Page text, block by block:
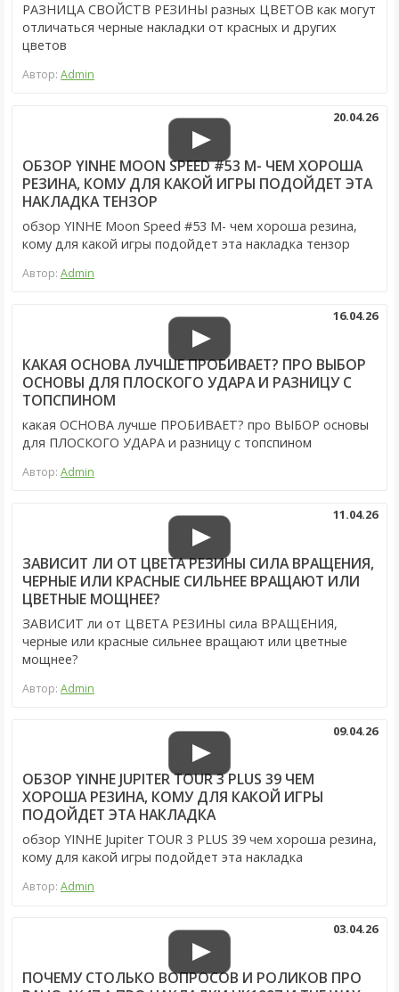
РАЗНИЦА СВОЙСТВ РЕЗИНЫ разных ЦВЕТОВ как могут
отличаться черные накладки от красных и других
цветов
Автор: Admin
ОБЗОР YINHE MOON SPEED #53 M- ЧЕМ ХОРОША
РЕЗИНА, КОМУ ДЛЯ КАКОЙ ИГРЫ ПОДОЙДЕТ ЭТА
НАКЛАДКА ТЕНЗОР
20.04.26
обзор YINHE Moon Speed #53 M- чем хороша резина,
кому для какой игры подойдет эта накладка тензор
Автор: Admin
КАКАЯ ОСНОВА ЛУЧШЕ ПРОБИВАЕТ? ПРО ВЫБОР
ОСНОВЫ ДЛЯ ПЛОСКОГО УДАРА И РАЗНИЦУ С
ТОПСПИНОМ
16.04.26
какая ОСНОВА лучше ПРОБИВАЕТ? про ВЫБОР основы
для ПЛОСКОГО УДАРА и разницу с топспином
Автор: Admin
ЗАВИСИТ ЛИ ОТ ЦВЕТА РЕЗИНЫ СИЛА ВРАЩЕНИЯ,
ЧЕРНЫЕ ИЛИ КРАСНЫЕ СИЛЬНЕЕ ВРАЩАЮТ ИЛИ
ЦВЕТНЫЕ МОЩНЕЕ?
11.04.26
ЗАВИСИТ ли от ЦВЕТА РЕЗИНЫ сила ВРАЩЕНИЯ,
черные или красные сильнее вращают или цветные
мощнее?
Автор: Admin
ОБЗОР YINHE JUPITER TOUR 3 PLUS 39 ЧЕМ
ХОРОША РЕЗИНА, КОМУ ДЛЯ КАКОЙ ИГРЫ
ПОДОЙДЕТ ЭТА НАКЛАДКА
09.04.26
обзор YINHE Jupiter TOUR 3 PLUS 39 чем хороша резина,
кому для какой игры подойдет эта накладка
Автор: Admin
ПОЧЕМУ СТОЛЬКО ВОПРОСОВ И РОЛИКОВ ПРО
03.04.26